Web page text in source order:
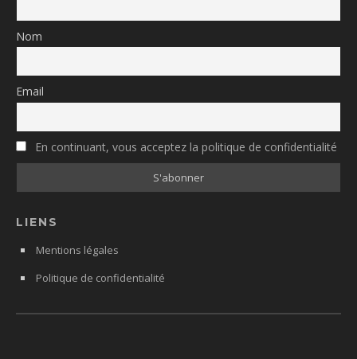
Nom
Email
En continuant, vous acceptez la politique de confidentialité
LIENS
Mentions légales
Politique de confidentialité